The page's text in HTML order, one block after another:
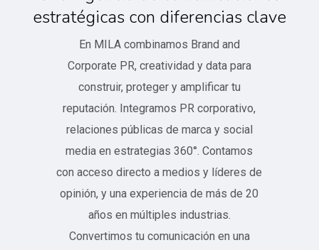
estratégicas con diferencias clave
En MILA combinamos Brand and
Corporate PR, creatividad y data para
construir, proteger y amplificar tu
reputación. Integramos PR corporativo,
relaciones públicas de marca y social
media en estrategias 360°. Contamos
con acceso directo a medios y líderes de
opinión, y una experiencia de más de 20
años en múltiples industrias.
Convertimos tu comunicación en una